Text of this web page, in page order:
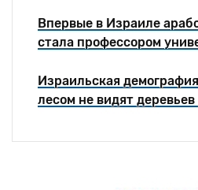
Впервые в Израиле
стала профессором
Израильская
лесом не видят деревьев